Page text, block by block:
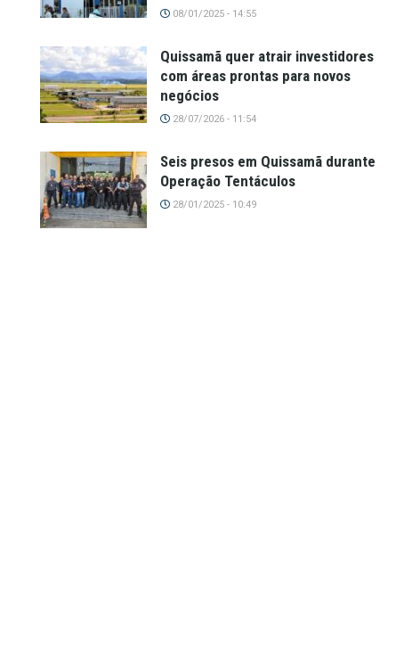
08/01/2025 - 14:55
Quissamã quer atrair investidores
com áreas prontas para novos
negócios
28/07/2026 - 11:54
Seis presos em Quissamã durante
Operação Tentáculos
28/01/2025 - 10:49